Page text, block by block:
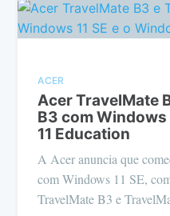
ACER
Acer TravelMate
B3 com Windows
11 Education
A Acer anuncia que
com Windows 11 SE,
TravelMate B3 e